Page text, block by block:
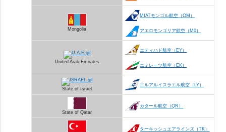
Mongolia
MIATモンゴル航空（OM）
アエロモンゴリア航空（M0）
United Arab Emirates
エティハド航空（EY）
エミレーツ航空（EK）
State of Israel
エルアルイスラエル航空（LY）
State of Qatar
カタール航空（QR）
ターキッシュエアラインズ（TK）